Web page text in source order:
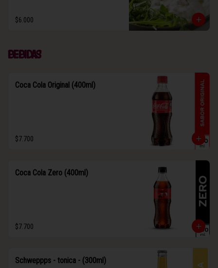
$6.000
Bebidas
Coca Cola Original (400ml)
$7.700
Coca Cola Zero (400ml)
$7.700
Schweppps - tonica - (300ml)